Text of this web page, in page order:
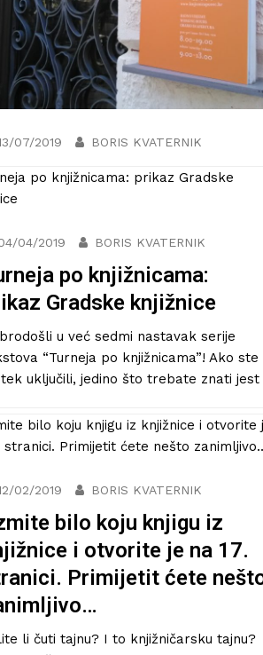
čitateljima prenijeti dojmove i iskustva
13/07/2019 BORIS KVATERNIK
izdanje:
Gradske
Poreč
u novi tekst iz serije “Turneja po
Danas sam za vas pripremio
posebno. Naime, kao što već